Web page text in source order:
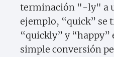
terminación "-ly" a
ejemplo, “quick” se
“quickly” y “happy”
simple conversión